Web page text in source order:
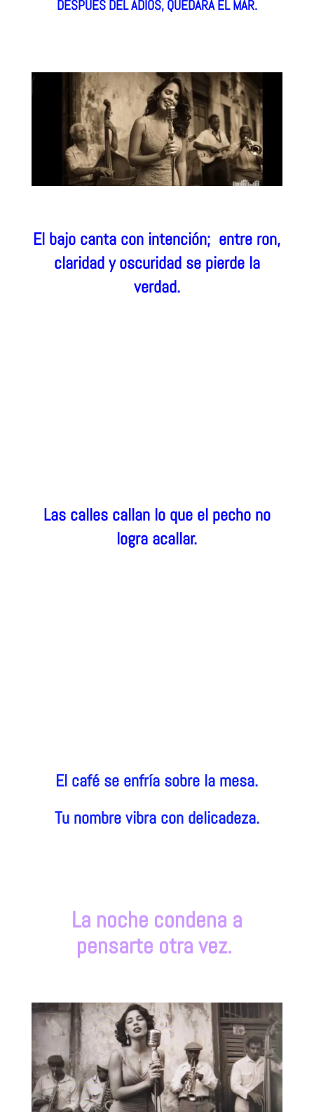
DESPUÉS DEL ADIOS, QUEDARÁ EL MAR.
El bajo canta con intención; entre ron,
claridad y oscuridad se pierde la
verdad.
Las calles callan lo que el pecho no
logra acallar.
El café se enfría sobre la mesa.
Tu nombre vibra con delicadeza.
La noche condena a
pensarte otra vez.